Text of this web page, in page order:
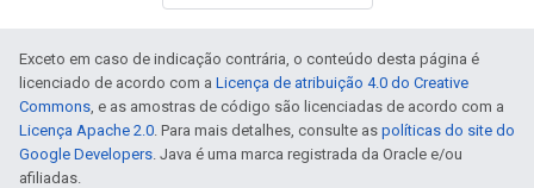
Exceto em caso de indicação contrária, o conteúdo desta página é
licenciado de acordo com a Licença de atribuição 4.0 do Creative
Commons , e as amostras de código são licenciadas de acordo com a
Licença Apache 2.0 . Para mais detalhes, consulte as políticas do site do
Google Developers . Java é uma marca registrada da Oracle e/ou
afiliadas.